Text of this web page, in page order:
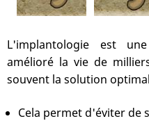
L'implantologie est
amélioré la vie de
souvent la solution
Cela permet d'éviter de